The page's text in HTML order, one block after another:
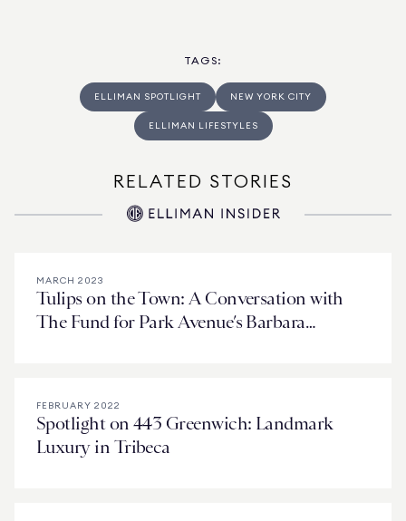
TAGS:
ELLIMAN SPOTLIGHT NEW YORK CITY
ELLIMAN LIFESTYLES
RELATED STORIES
MARCH 2023
Tulips on the Town: A Conversation with
The Fund for Park Avenue’s Barbara
FEBRUARY 2022
Spotlight on 443 Greenwich: Landmark
Luxury in Tribeca